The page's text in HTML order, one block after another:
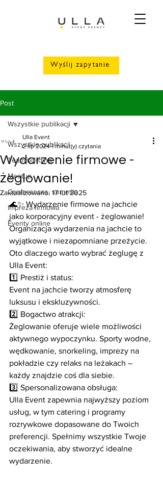
Wyślij zapytanie
Post
Wszystkie publikacji
Team building
Meetup
Conferences, summits
Impreza firmowa
Eventy online
Wszystkie publikacji
Wydarzenie firmowe -
żeglowanie!
Ulla Event
2 lip 2024 1 minut(y) czytania
Zaktualizowano: 17 lut 2025
🌊✨ Wydarzenie firmowe na jachcie
jako korporacyjny event - żeglowanie!
Organizacja wydarzenia na jachcie to
wyjątkowe i niezapomniane przeżycie.
Oto dlaczego warto wybrać żeglugę z
Ulla Event:
1️⃣ Prestiż i status:
Event na jachcie tworzy atmosferę
luksusu i ekskluzywności.
2️⃣ Bogactwo atrakcji:
Żeglowanie oferuje wiele możliwości
aktywnego wypoczynku. Sporty wodne,
wędkowanie, snorkeling, imprezy na
pokładzie czy relaks na leżakach –
każdy znajdzie coś dla siebie.
3️⃣ Spersonalizowana obsługa:
Ulla Event zapewnia najwyższy poziom
usług, w tym catering i programy
rozrywkowe dopasowane do Twoich
preferencji. Spełnimy wszystkie Twoje
oczekiwania, aby stworzyć idealne
wydarzenie.